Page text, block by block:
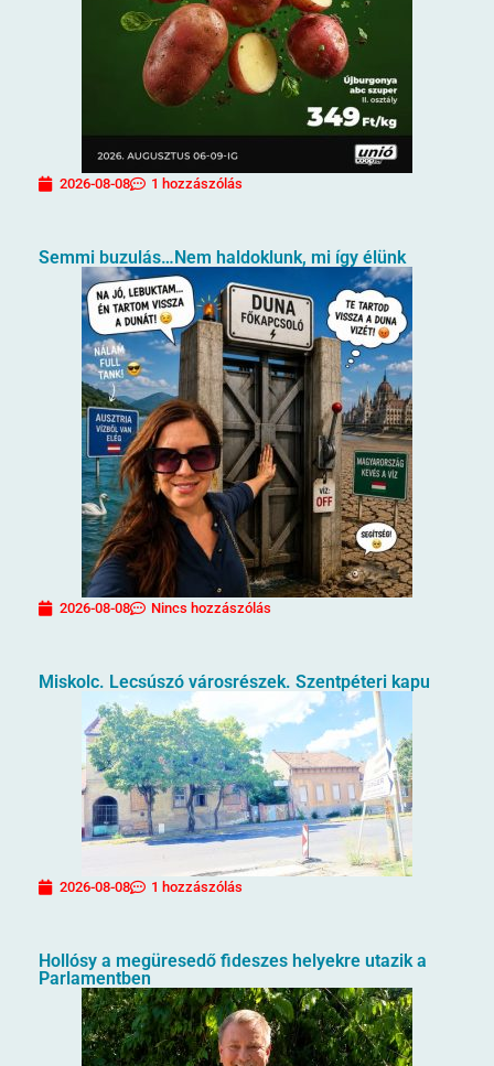
2026-08-08 1 hozzászólás
Semmi buzulás…Nem haldoklunk, mi így élünk
2026-08-08 Nincs hozzászólás
Miskolc. Lecsúszó városrészek. Szentpéteri kapu
2026-08-08 1 hozzászólás
Hollósy a megüresedő fideszes helyekre utazik a
Parlamentben